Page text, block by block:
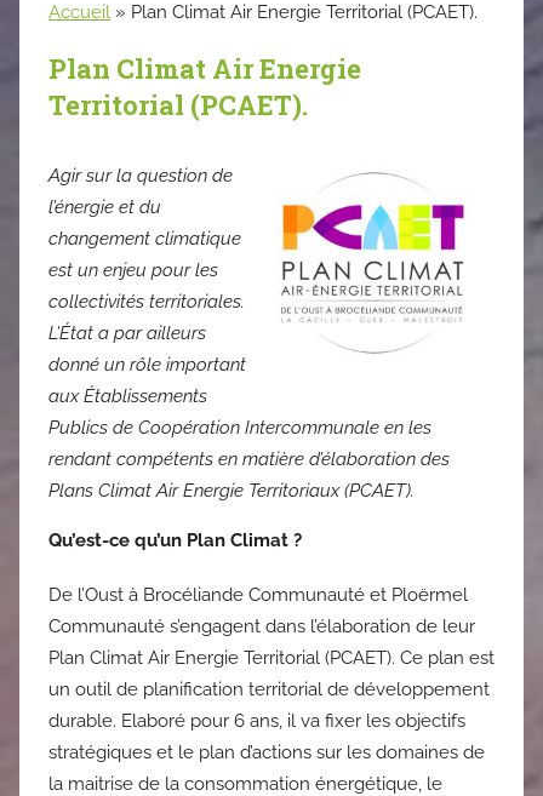
Accueil » Plan Climat Air Energie Territorial (PCAET).
Plan Climat Air Energie
Territorial (PCAET).
Agir sur la question de
l’énergie et du
changement climatique
est un enjeu pour les
collectivités territoriales.
L’État a par ailleurs
donné un rôle important
aux Établissements
Publics de Coopération Intercommunale en les
rendant compétents en matière d’élaboration des
Plans Climat Air Energie Territoriaux (PCAET).
Qu’est-ce qu’un Plan Climat ?
De l’Oust à Brocéliande Communauté et Ploërmel
Communauté s’engagent dans l’élaboration de leur
Plan Climat Air Energie Territorial (PCAET). Ce plan est
un outil de planification territorial de développement
durable. Elaboré pour 6 ans, il va fixer les objectifs
stratégiques et le plan d’actions sur les domaines de
la maitrise de la consommation énergétique, le